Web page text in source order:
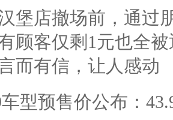
堡店撤场前，通过
顾客仅剩1元也全
而有信，让人感动
型预售价公布：